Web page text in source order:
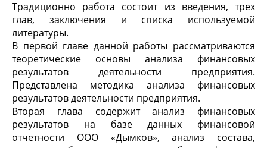
Традиционно работа состоит из введения, трех
глав, заключения и списка используемой
литературы.
В первой главе данной работы рассматриваются
теоретические основы анализа финансовых
результатов деятельности предприятия.
Представлена методика анализа финансовых
результатов деятельности предприятия.
Вторая глава содержит анализ финансовых
результатов на базе данных финансовой
отчетности ООО «Дымков», анализ состава,